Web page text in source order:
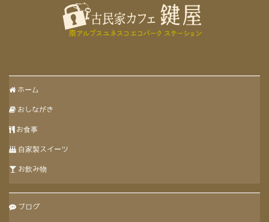
ホーム
おしながき
お食事
自家製スイーツ
お飲み物
ブログ